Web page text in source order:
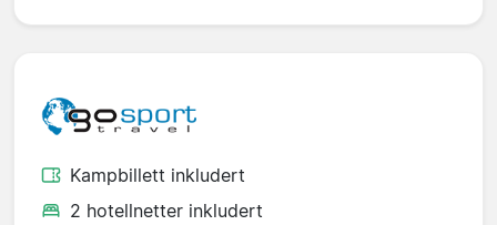
Kampbillett inkludert
2 hotellnetter inkludert